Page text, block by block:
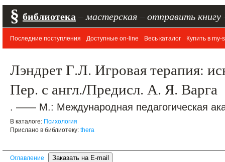
§ библиотека мастерская отправить книгу
Последние поступления Доступные on-line Весь каталог Купить в my-
Лэндрет Г.Л. Игровая терапия:
Пер. с англ./Предисл. А. Я. Варга
. —— М.: Международная педагогическая
В каталоге: Психология
Прислано в библиотеку: thera
Оглавление